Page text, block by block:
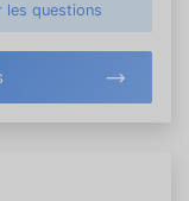
les questions